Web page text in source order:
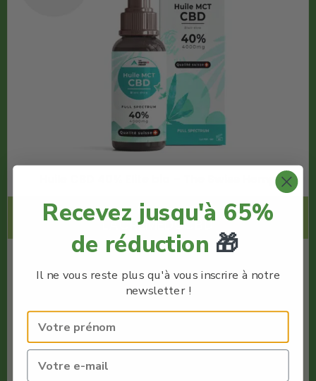
Huile CBD 40% Elite bio – The Swiss Hemp
Code Promo -30% :
LACREMEDUCBD
€48.99
The Swiss Hemp
Recevez jusqu'à 65%
de réduction 🎁
Il ne vous reste plus qu'à vous inscrire à notre
newsletter !